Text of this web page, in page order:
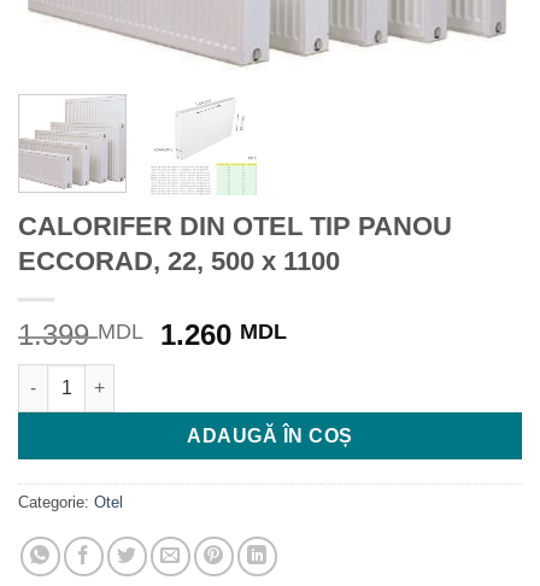
CALORIFER DIN OTEL TIP PANOU
ECCORAD, 22, 500 x 1100
1.399MDL
Prețul
fost:
1.399 MDL.
1.260 MDLPrețul
1.260 MDL.
Cantitate CALORIFER DIN OTEL TIP PANOU ECCORAD, 22, 500
ADAUGĂ ÎN COȘ
Categorie: Otel